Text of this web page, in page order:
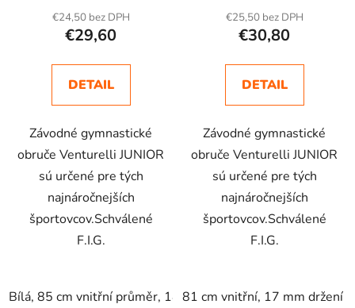
€24,50 bez DPH
€29,60
DETAIL
Závodné gymnastické
obruče Venturelli JUNIOR
sú určené pre tých
najnáročnejších
športovcov.Schválené
F.I.G.
Bílá, 85 cm vnitřní průměr, 18 mm držení Bílá, 88 cm
€25,50 bez DPH
€30,80
DETAIL
Závodné gymnastické
obruče Venturelli JUNIOR
sú určené pre tých
najnáročnejších
športovcov.Schválené
F.I.G.
81 cm vnitřní, 17 mm držení